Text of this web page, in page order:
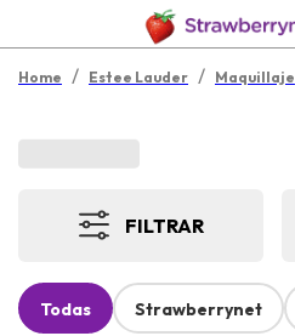
Home / Estee Lauder / Maquillaje
FILTRAR
Todas Strawberrynet